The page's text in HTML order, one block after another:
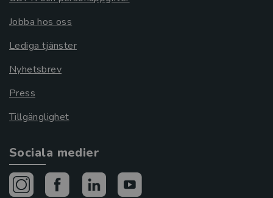
Jobba hos oss
Lediga tjänster
Nyhetsbrev
Press
Tillgänglighet
Sociala medier